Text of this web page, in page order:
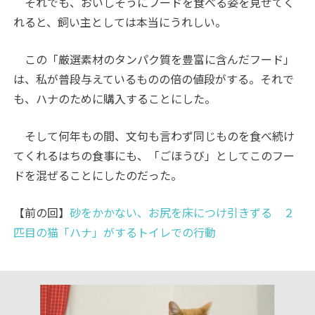
れると、飼い主としては本当にうれしい。
この「厳選素材のタンパク質を豊富に含んだフード」
は、私が普段与えているものの倍の値段がする。それで
も、ハナのために購入することにした。
そして何年もの間、文句も言わず同じものを食べ続け
てくれるはちの食事にも、「ごほうび」としてこのフー
ドを混ぜることにしたのだった。
【前の回】砂をかかない、お尻を床につけ引きずる ２
匹目の猫「ハナ」がするトイレでの行動